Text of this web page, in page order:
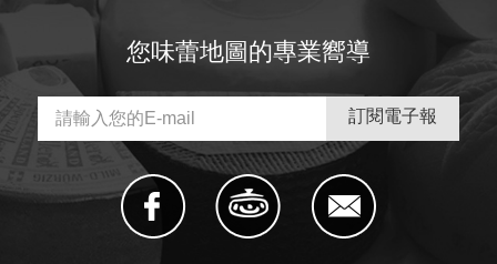
您味蕾地圖的專業嚮導